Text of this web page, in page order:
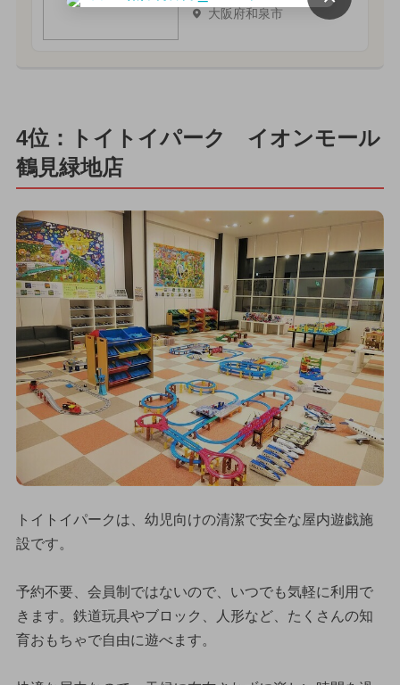
大阪府和泉市
4位：トイトイパーク イオンモール
鶴見緑地店
トイトイパークは、幼児向けの清潔で安全な屋内遊戯施
設です。
予約不要、会員制ではないので、いつでも気軽に利用で
きます。鉄道玩具やブロック、人形など、たくさんの知
育おもちゃで自由に遊べます。